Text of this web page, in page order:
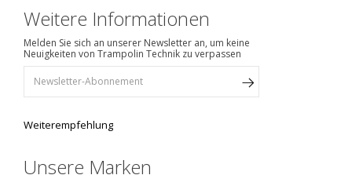
Weitere Informationen
Melden Sie sich an unserer Newsletter an, um keine
Neuigkeiten von Trampolin Technik zu verpassen
Weiterempfehlung
Unsere Marken